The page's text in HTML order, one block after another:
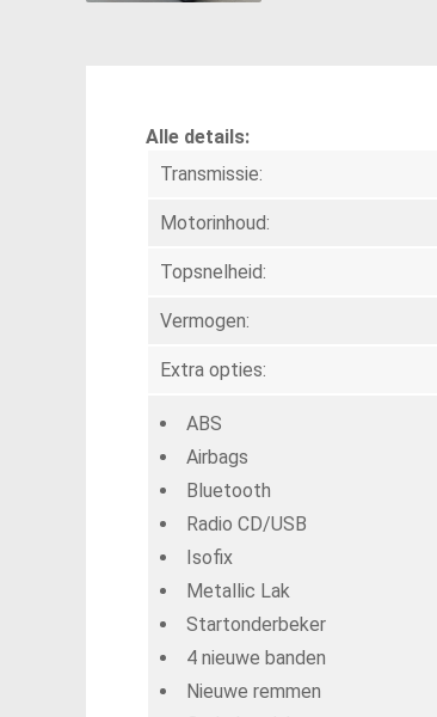
Alle details:
Transmissie:
Motorinhoud:
Topsnelheid:
Vermogen:
Extra opties:
ABS
Airbags
Bluetooth
Radio CD/USB
Isofix
Metallic Lak
Startonderbeker
4 nieuwe banden
Nieuwe remmen